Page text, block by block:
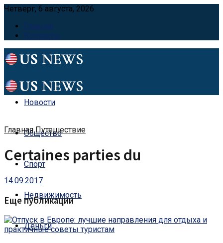
Четверг, 6 августа, 2026
Главная
Контакты
Новости
Общество
Спорт
Недвижимость
Деньги
Главная Путешествие
Certaines parties du
14.09.2017
Еще публикации